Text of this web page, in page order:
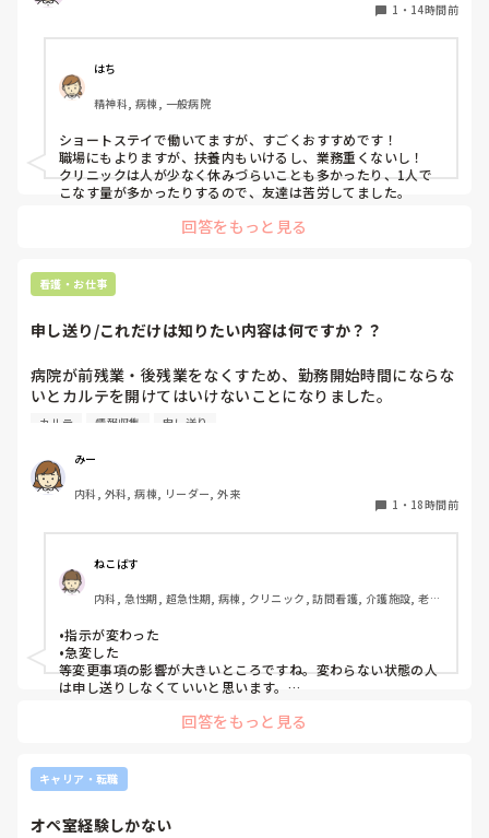
1 ・ 14時間前
はち
精神科, 病棟, 一般病院
ショートステイで働いてますが、すごくおすすめです！
職場にもよりますが、扶養内もいけるし、業務重くないし！
クリニックは人が少なく休みづらいことも多かったり、1人で
こなす量が多かったりするので、友達は苦労してました。
回答をもっと見る
看護・お仕事
申し送り/これだけは知りたい内容は何ですか？？
病院が前残業・後残業をなくすため、勤務開始時間にならな
いとカルテを開けてはいけないことになりました。
りと記録に残していない場合はとても困ることが増えまし
た。申し送り自体は存在していますが、後残業もなくす風潮
で、5分以内で終わるように、と言われています。
人にもよるのですが、端的な申し送りのためにこれだけは知
っておきたい内容は何ですか？？
カルテ 情報収集 申し送り
みー
内科, 外科, 病棟, リーダー, 外来
1 ・ 18時間前
ねこばす
内科, 急性期, 超急性期, 病棟, クリニック, 訪問看護, 介護施設, 老健
末期, 透析, 保育園・学校, SCU, 派遣, 小規模多機能, 看護多機能
•指示が変わった
•急変した
等変更事項の影響が大きいところですね。変わらない状態の人
は申し送りしなくていいと思います。
Wordで文章を作って渡してました。
回答をもっと見る
キャリア・転職
オペ室経験しかない